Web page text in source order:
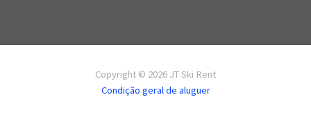
Copyright © 2026 JT Ski Rent
Condição geral de aluguer